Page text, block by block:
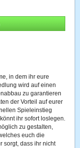
in dem ihr eure
wird auf einen
zu garantieren
der Vorteil auf eurer
Spieleinstieg
ihr sofort loslegen.
zu gestalten,
euch die
sorgt, dass ihr nicht